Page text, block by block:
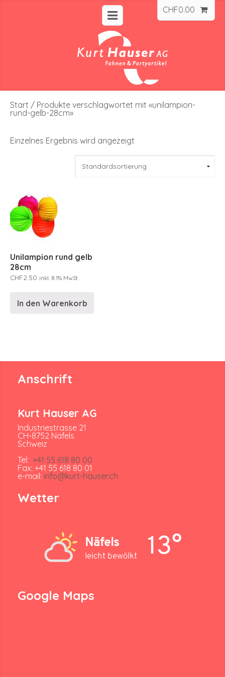
CHF0.00
Start / Produkte verschlagwortet mit «unilampion-
rund-gelb-28cm»
Einzelnes Ergebnis wird angezeigt
Unilampion rund gelb
28cm
CHF2.50 inkl. 8.1% MwSt.
In den Warenkorb
Anschrift
Kurt Hauser AG
Industriestrasse 21
CH-8752 Näfels
Schweiz
Tel: +41 55 618 80 00
Fax: +41 55 618 80 01
e-mail: info@kurt-hauser.ch
Wetter
Näfels
leicht bewölkt 13°
Google Maps